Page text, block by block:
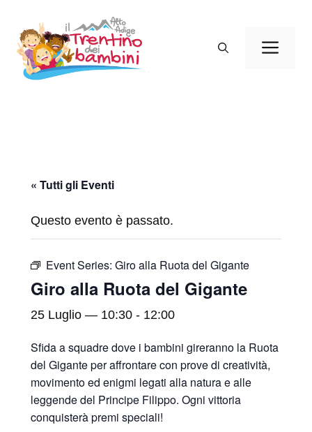
contenuto
« Tutti gli Eventi
Questo evento è passato.
Event Series: Giro alla Ruota del Gigante
Giro alla Ruota del Gigante
25 Luglio — 10:30 - 12:00
Sfida a squadre dove i bambini gireranno la Ruota
del Gigante per affrontare con prove di creatività,
movimento ed enigmi legati alla natura e alle
leggende del Principe Filippo. Ogni vittoria
conquisterà premi speciali!